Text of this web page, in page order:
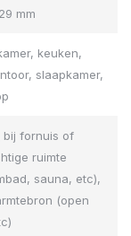
mm
keuken,
slaapkamer,
bij fornuis of
ruimte
sauna, etc),
(open